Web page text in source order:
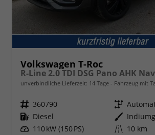
Volkswagen T-Roc
unverbindliche Lieferzeit: 14 Tage Fahrzeug mit
Fahrzeugnr. 360790 Getriebe
Kraftstoff Diesel Außenfarbe
Leistung 110 kW (150 PS) Kilometerstand 10 km